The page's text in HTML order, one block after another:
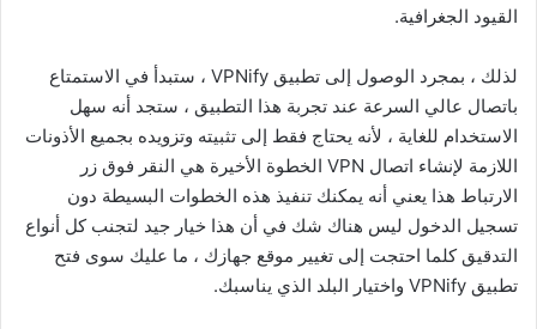
القيود الجغرافية.
لذلك ، بمجرد الوصول إلى تطبيق VPNify ، ستبدأ في الاستمتاع
باتصال عالي السرعة عند تجربة هذا التطبيق ، ستجد أنه سهل
الاستخدام للغاية ، لأنه يحتاج فقط إلى تثبيته وتزويده بجميع الأذونات
اللازمة لإنشاء اتصال VPN الخطوة الأخيرة هي النقر فوق زر
الارتباط هذا يعني أنه يمكنك تنفيذ هذه الخطوات البسيطة دون
تسجيل الدخول ليس هناك شك في أن هذا خيار جيد لتجنب كل أنواع
التدقيق كلما احتجت إلى تغيير موقع جهازك ، ما عليك سوى فتح
تطبيق VPNify واختيار البلد الذي يناسبك.